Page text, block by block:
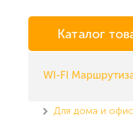
Каталог
WI-FI
Для дома и